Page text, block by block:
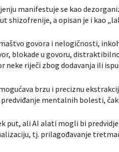
manifestuje se kao
shizofrenije, a opisan je i kao
govora i nelogičnosti,
blokade u govoru,
neke riječi zbog dodavanja ili
brzu i preciznu
mentalnih bolesti,
put, ali AI alati mogli bi
tj. prilagođavanje